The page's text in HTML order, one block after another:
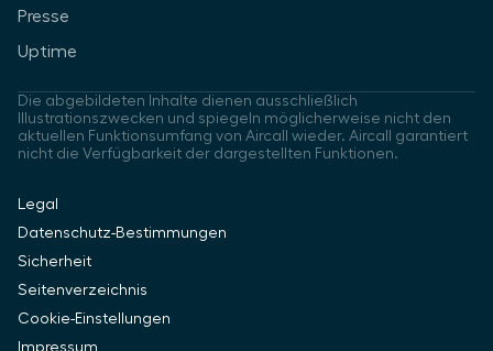
Presse
Uptime
Die abgebildeten Inhalte dienen ausschließlich
Illustrationszwecken und spiegeln möglicherweise nicht den
aktuellen Funktionsumfang von Aircall wieder. Aircall garantiert
nicht die Verfügbarkeit der dargestellten Funktionen.
Legal
Datenschutz-Bestimmungen
Sicherheit
Seitenverzeichnis
Cookie-Einstellungen
Impressum